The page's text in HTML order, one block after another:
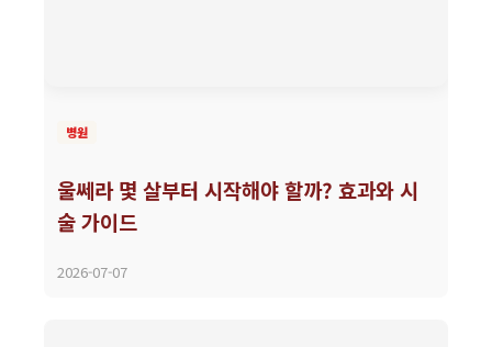
병원
울쎄라 몇 살부터 시작해야 할까? 효과와 시
술 가이드
2026-07-07